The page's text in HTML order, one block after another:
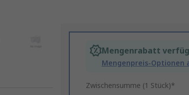
Mengenrabatt
Mengenpreis-Optionen
Zwischensumme (1 Stück)*